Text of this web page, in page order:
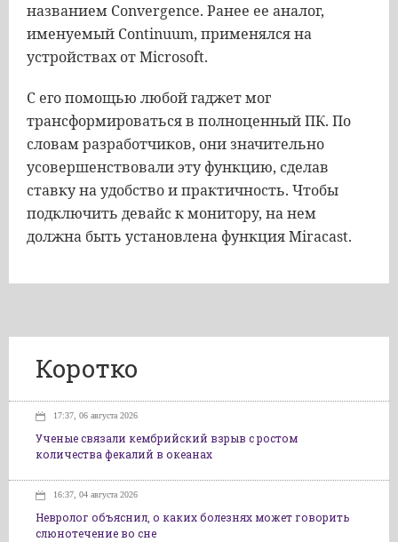
названием Convergence. Ранее ее аналог,
именуемый Continuum, применялся на
устройствах от Microsoft.
С его помощью любой гаджет мог
трансформироваться в полноценный ПК. По
словам разработчиков, они значительно
усовершенствовали эту функцию, сделав
ставку на удобство и практичность. Чтобы
подключить девайс к монитору, на нем
должна быть установлена функция Miracast.
Коротко
17:37, 06 августа 2026
Ученые связали кембрийский взрыв с ростом
количества фекалий в океанах
16:37, 04 августа 2026
Невролог объяснил, о каких болезнях может говорить
слюнотечение во сне